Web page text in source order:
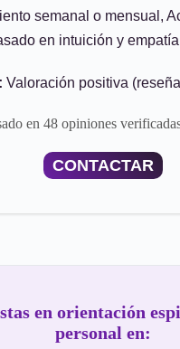
semanal o mensual,
en intuición y empatía
Valoración positiva
en 48 opiniones
CONTACTAR
en orientación
personal en: